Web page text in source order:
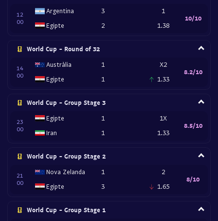
12
00
Argentina
Egipte
3
2
1
1.38
10/10
World Cup - Round of 32
14
00
Austràlia
Egipte
1
1
X2
1.33
8.2/10
World Cup - Group Stage 3
23
00
Egipte
Iran
1
1
1X
1.33
8.5/10
World Cup - Group Stage 2
21
00
Nova Zelanda
Egipte
1
3
2
1.65
8/10
World Cup - Group Stage 1